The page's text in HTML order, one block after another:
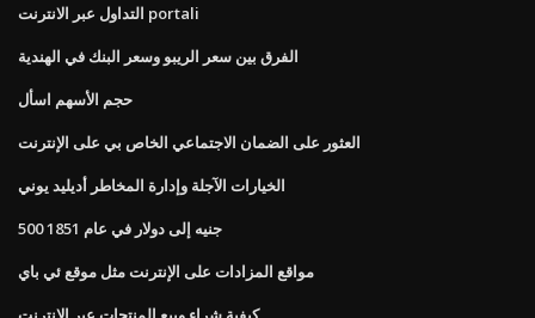
التداول عبر الانترنت portali
الفرق بين سعر الريبو وسعر البنك في الهندية
حجم الأسهم اسأل
العثور على الضمان الاجتماعي الخاص بي على الإنترنت
الخيارات الآجلة وإدارة المخاطر أديليد يوني
500 جنيه إلى دولار في عام 1851
مواقع المزادات على الإنترنت مثل موقع ئي باي